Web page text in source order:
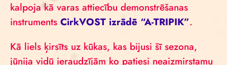
kalpoja kā varas attiecību demonstrēšanas
instruments CirkVOST izrādē “A-TRIPIK”.
Kā liels ķirsīts uz kūkas, kas bijusi šī sezona,
jūnija vidū ieraudzījām ko patiesi neaizmirstamu